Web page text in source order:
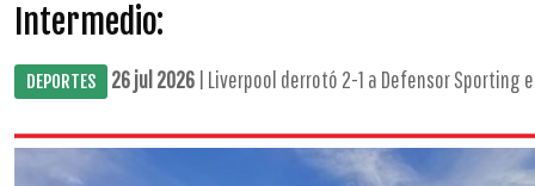
Intermedio:
DEPORTES 26 jul 2026 | Liverpool derrotó 2-1 a Defensor Sporting